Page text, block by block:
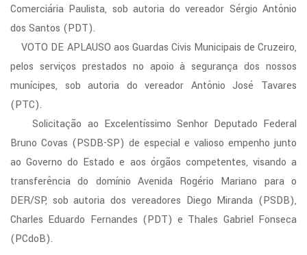
Comerciária Paulista, sob autoria do vereador Sérgio Antônio
dos Santos (PDT).
VOTO DE APLAUSO aos Guardas Civis Municipais de Cruzeiro,
pelos serviços prestados no apoio à segurança dos nossos
munícipes, sob autoria do vereador Antônio José Tavares
(PTC).
Solicitação ao Excelentíssimo Senhor Deputado Federal
Bruno Covas (PSDB-SP) de especial e valioso empenho junto
ao Governo do Estado e aos órgãos competentes, visando a
transferência do domínio Avenida Rogério Mariano para o
DER/SP, sob autoria dos vereadores Diego Miranda (PSDB),
Charles Eduardo Fernandes (PDT) e Thales Gabriel Fonseca
(PCdoB).